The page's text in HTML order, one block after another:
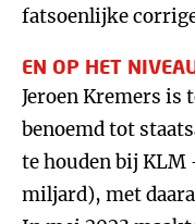
fatsoenlijke
EN OP HET
Jeroen Kremers is
benoemd tot
te houden bij KLM
miljard), met